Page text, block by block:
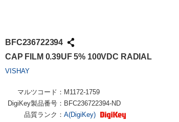
BFC236722394
CAP FILM 0.39UF 5% 100VDC RADIAL
VISHAY
マルツコード： M1172-1759
DigiKey製品番号： BFC236722394-ND
品質ランク： A(DigiKey)